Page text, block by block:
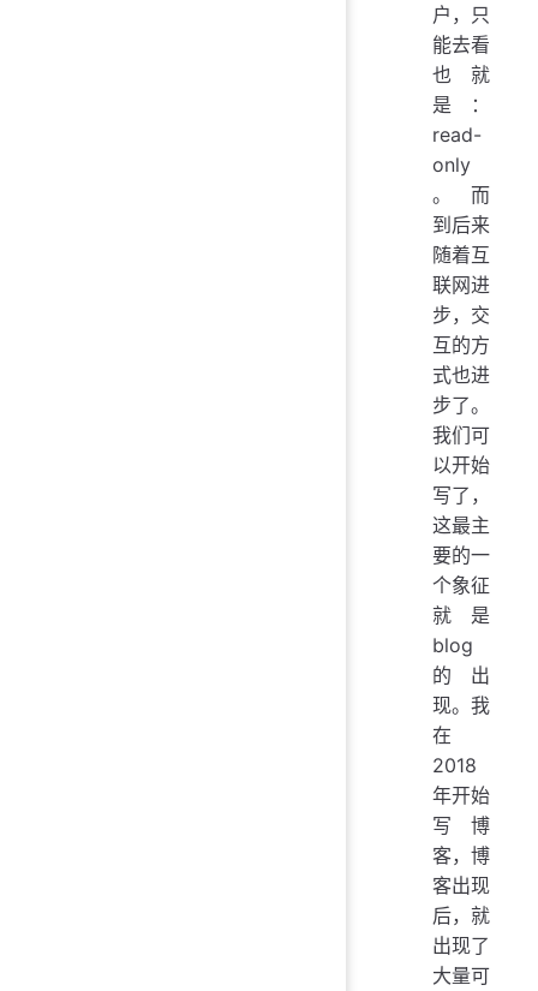
户，只
能去看
也就
是：
read-
only
。 而
到后来
随着互
联网进
步，交
互的方
式也进
步了。
我们可
以开始
写了，
这最主
要的一
个象征
就是
blog
的出
现。我
在
2018
年开始
写博
客，博
客出现
后，就
出现了
大量可